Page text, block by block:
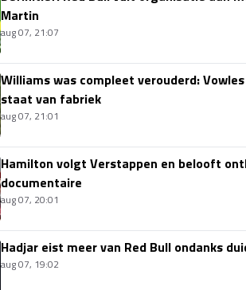
Martin
aug 07, 21:07
Williams was compleet verouderd:
staat van fabriek
aug 07, 21:01
Hamilton volgt Verstappen en belooft
documentaire
aug 07, 20:01
Hadjar eist meer van Red Bull ondanks
aug 07, 19:02